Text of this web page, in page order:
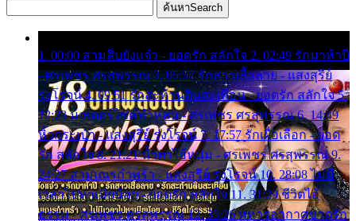
ค้นหาSearch
1. 00:00 สามสิบยังแจ๋ว - ยอดรัก สลักใจ 2. 02:49 รักมาห้าปี
- ศรเพชร ศรสุพรรณ 3. 05:57 รักสาวเสื้อลาย - แสงสุรีย์
รุ่งโรจน์ 4. 09:51 รักสะท้านดินสะเทือน - ยอดรัก สลักใจ 5.
12:23 มอเตอร์ไซค์ทำหล่น - ศรเพชร ศรสุพรรณ 6. 14:49
หิ้วกระเป๋า - แสงสุรีย์ รุ่งโรจน์ 7. 17:57 รักเผื่อเลือก - ยอด
รัก สลักใจ 8. 21:21 น้ำตาไอ้หนุ่ม - ศรเพชร ศรสุพรรณ 9.
24:27 สามเณรกำพร้า - แสงสุรีย์ รุ่งโรจน์ 10. 28:08 ไม่มี
เวลาไปหาเมียน้อย - ยอดรัก สลักใจ 11. 31:29 ชีวิตไอ้
ธรรม - ศรเพชร ศรสุพรรณ 12. 35:26 ทหารอากาศขาดรัก